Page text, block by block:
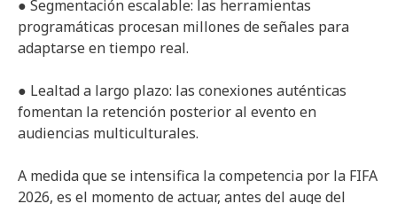
● Segmentación escalable: las herramientas
programáticas procesan millones de señales para
adaptarse en tiempo real.
● Lealtad a largo plazo: las conexiones auténticas
fomentan la retención posterior al evento en
audiencias multiculturales.
A medida que se intensifica la competencia por la FIFA
2026, es el momento de actuar, antes del auge del